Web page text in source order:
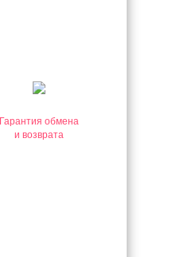
Гарантия обмена
и возврата